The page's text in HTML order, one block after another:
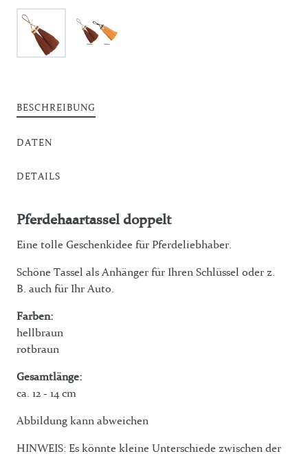
BESCHREIBUNG
DATEN
DETAILS
Pferdehaartassel doppelt
Eine tolle Geschenkidee für Pferdeliebhaber.
Schöne Tassel als Anhänger für Ihren Schlüssel oder z.
B. auch für Ihr Auto.
Farben:
hellbraun
rotbraun
Gesamtlänge:
ca. 12 - 14 cm
Abbildung kann abweichen
HINWEIS: Es könnte kleine Unterschiede zwischen der